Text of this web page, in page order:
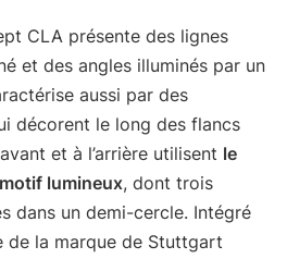
CLA présente des lignes
et des angles illuminés par un
aussi par des
décorent le long des flancs
et à l’arrière utilisent le
lumineux, dont trois
dans un demi-cercle. Intégré
de la marque de Stuttgart